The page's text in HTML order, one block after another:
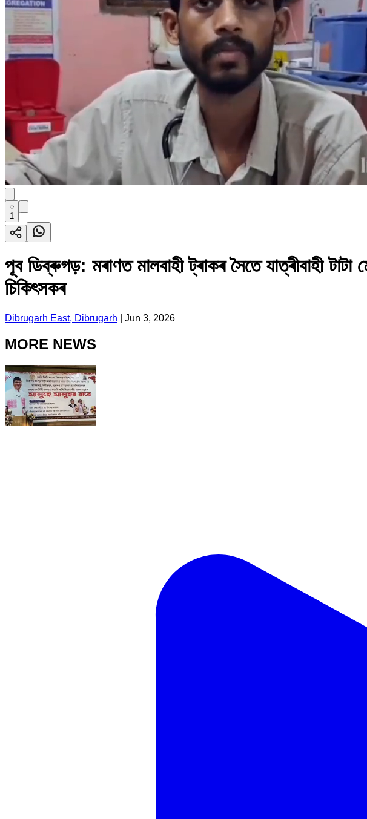
1
পূব ডিব্ৰুগড়: মৰাণত মালবাহী ট্ৰাকৰ সৈতে যাত্ৰীবাহী
চিকিৎসকৰ
Dibrugarh East, Dibrugarh Jun 3, 2026
MORE NEWS